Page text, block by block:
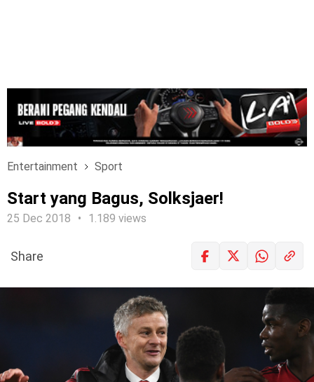
Entertainment Sport
Start yang Bagus, Solksjaer!
25 Dec 2018 1.189 views
LOGIN
Share